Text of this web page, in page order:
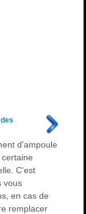
d'ampoule
C'est
vous
en cas de
remplacer